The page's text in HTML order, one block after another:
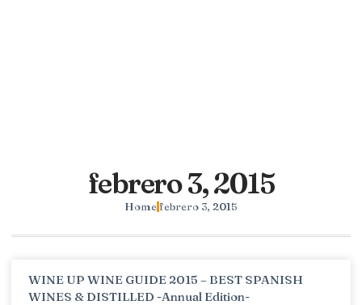
febrero 3, 2015
Home febrero 3, 2015
WINE UP WINE GUIDE 2015 – BEST SPANISH
WINES & DISTILLED -Annual Edition-